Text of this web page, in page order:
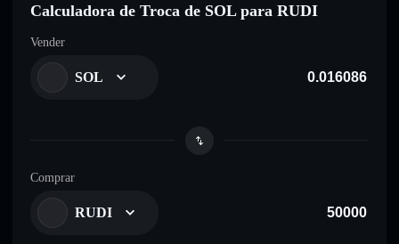
Calculadora de Troca de SOL para RUDI
Vender
SOL
Comprar
RUDI